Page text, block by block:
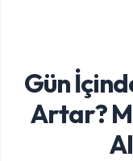
Gün
Artar?